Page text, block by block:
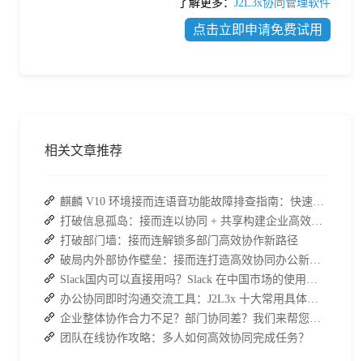
了解更多： J2L3x协同管理软件
点击立即申请免费试用
相关文章推荐
麒麟 V10 环境接而连语音功能故障排查指南：快速恢复高效协作
打破信息孤岛：接而连以协同 + 共享构建企业高效办公生态
打破部门墙：接而连解锁多部门高效协作新路径
破局内外部协作壁垒：接而连打造高效协同办公新范式
Slack国内可以直接用吗？Slack 在中国市场的使用现状及替代方案探讨
办公协同即时沟通交流工具：J2L3x 十大常用具体功能介绍
企业整体协作合力不足？部门协同差？我们来帮您攻破！
团队在线协作攻略：多人如何高效协同完成任务？